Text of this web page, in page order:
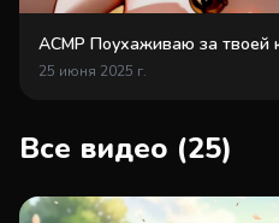
АСМР Поухаживаю за твоей
25 июня 2025 г.
Все видео (25)